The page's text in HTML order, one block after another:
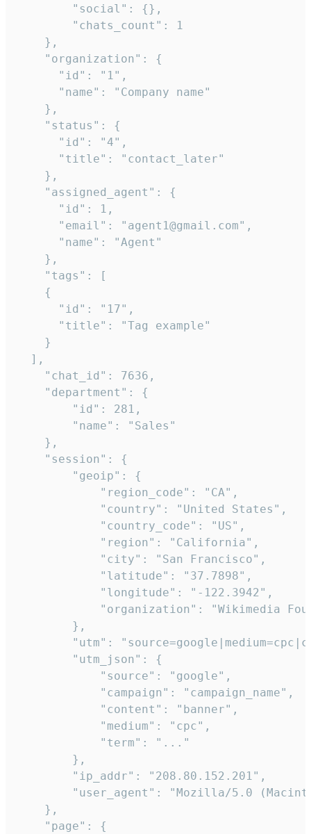
        "social": {},
        "chats_count": 1
    },
    "organization": {
      "id": "1",
      "name": "Company name"
    },
    "status": {
      "id": "4",
      "title": "contact_later"
    },
    "assigned_agent": {
      "id": 1,
      "email": "agent1@gmail.com",
      "name": "Agent"
    },
    "tags": [
    {
      "id": "17",
      "title": "Tag example"
    }
  ],
    "chat_id": 7636,
    "department": {
        "id": 281,
        "name": "Sales"
    },
    "session": {
        "geoip": {
            "region_code": "CA",
            "country": "United States",
            "country_code": "US",
            "region": "California",
            "city": "San Francisco",
            "latitude": "37.7898",
            "longitude": "-122.3942",
"organization": "Wikimedia
        },
"utm":
        "utm_json": {
            "source": "google",
            "campaign": "campaign_name",
            "content": "banner",
            "medium": "cpc",
            "term": "..."
        },
        "ip_addr": "208.80.152.201",
"user_agent": "Mozilla/5.0
    },
    "page": {